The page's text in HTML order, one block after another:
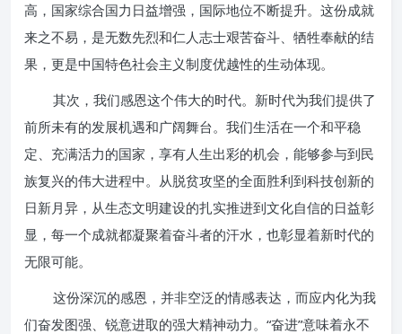
高，国家综合国力日益增强，国际地位不断提升。这份成就
来之不易，是无数先烈和仁人志士艰苦奋斗、牺牲奉献的结
果，更是中国特色社会主义制度优越性的生动体现。
其次，我们感恩这个伟大的时代。新时代为我们提供了
前所未有的发展机遇和广阔舞台。我们生活在一个和平稳
定、充满活力的国家，享有人生出彩的机会，能够参与到民
族复兴的伟大进程中。从脱贫攻坚的全面胜利到科技创新的
日新月异，从生态文明建设的扎实推进到文化自信的日益彰
显，每一个成就都凝聚着奋斗者的汗水，也彰显着新时代的
无限可能。
这份深沉的感恩，并非空泛的情感表达，而应内化为我
们奋发图强、锐意进取的强大精神动力。“奋进”意味着永不